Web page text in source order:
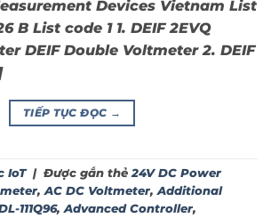
Devices Vietnam List
B List code 1 1. DEIF 2EVQ
DEIF Double Voltmeter 2. DEIF
TIẾP TỤC ĐỌC →
IoT | Được gắn thẻ24V DC Power
,AC DC Voltmeter,Additional
111Q96,Advanced Controller,